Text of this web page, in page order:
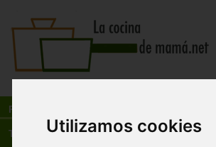
Utilizamos cookies
Recetas
Tienda